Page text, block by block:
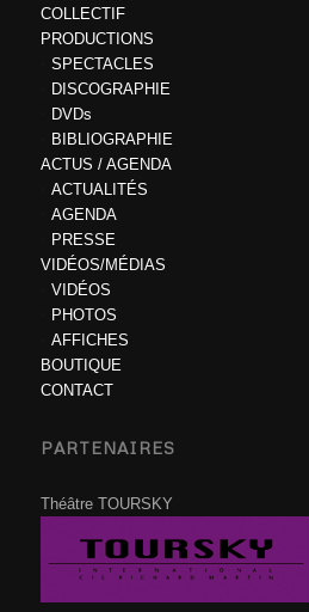
COLLECTIF
PRODUCTIONS
SPECTACLES
DISCOGRAPHIE
DVDs
BIBLIOGRAPHIE
ACTUS / AGENDA
ACTUALITÉS
AGENDA
PRESSE
VIDÉOS/MÉDIAS
VIDÉOS
PHOTOS
AFFICHES
BOUTIQUE
CONTACT
PARTENAIRES
Théâtre TOURSKY